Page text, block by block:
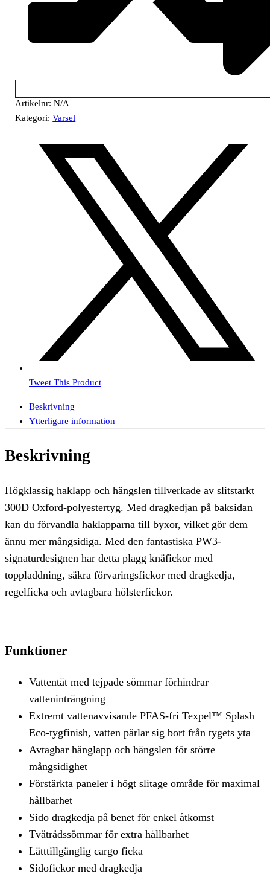
Artikelnr:N/A
Kategori:Varsel
Tweet This Product
Beskrivning
Ytterligare information
Beskrivning
Högklassig haklapp och hängslen tillverkade av slitstarkt
300D Oxford-polyestertyg. Med dragkedjan på baksidan
kan du förvandla haklapparna till byxor, vilket gör dem
ännu mer mångsidiga. Med den fantastiska PW3-
signaturdesignen har detta plagg knäfickor med
toppladdning, säkra förvaringsfickor med dragkedja,
regelficka och avtagbara hölsterfickor.
Funktioner
Vattentät med tejpade sömmar förhindrar
vatteninträngning
Extremt vattenavvisande PFAS-fri Texpel™ Splash
Eco-tygfinish, vatten pärlar sig bort från tygets yta
Avtagbar hänglapp och hängslen för större
mångsidighet
Förstärkta paneler i högt slitage område för maximal
hållbarhet
Sido dragkedja på benet för enkel åtkomst
Tvåtrådssömmar för extra hållbarhet
Lätttillgänglig cargo ficka
Sidofickor med dragkedja